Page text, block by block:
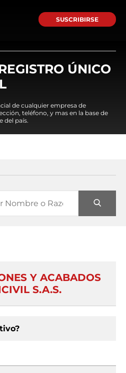
SUSCRIBIRSE
ÚNICO
de cualquier empresa de
teléfono, y mas en la base de
del país.
Y ACABADOS
S.A.S.